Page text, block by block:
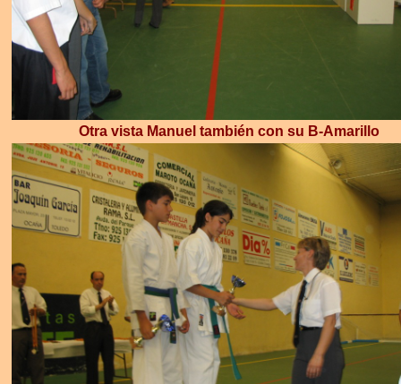
Otra vista Manuel también con su B-Amarillo